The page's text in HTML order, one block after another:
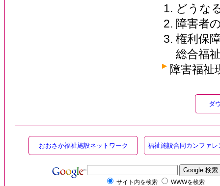
どうな
障害者
権利保
総合福
障害福祉
ダ
おおさか福祉施設ネットワーク 福祉施設合同カンファレ
サイト内を検索 WWWを検索